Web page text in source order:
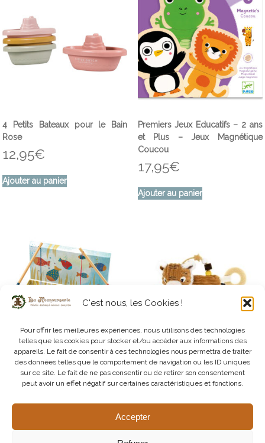
C'est nous, les Cookies !
Pour offrir les meilleures expériences, nous utilisons des technologies
telles que les cookies pour stocker et/ou accéder aux informations des
appareils. Le fait de consentir à ces technologies nous permettra de traiter
des données telles que le comportement de navigation ou les ID uniques
sur ce site. Le fait de ne pas consentir ou de retirer son consentement
peut avoir un effet négatif sur certaines caractéristiques et fonctions.
Accepter
4 Petits Bateaux pour le Bain
Rose
12,95€
Ajouter au panier
Premiers Jeux Educatifs – 2 ans
et Plus – Jeux Magnétique
Coucou
17,95€
Ajouter au panier
Premiers Jeux de Manipulation –
2 ans et Plus – Pêche
16,95€
Collection Déglingos – Hochet
Multi-Activités Tigre